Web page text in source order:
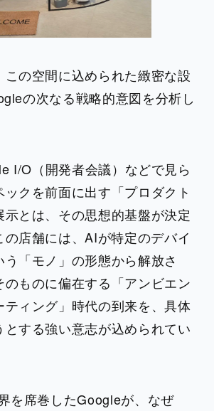
の空間に込められた緻密な設
の次なる戦略的意図を分析し
I/O（開発者会議）などで見ら
クを前面に出す「プロダクト
とは、その思想的基盤が決定
店舗には、AIが特定のデバイ
う「モノ」の形態から解放さ
ものに偏在する「アンビエン
ティング」時代の到来を、具体
とする強い意志が込められてい
を席巻したGoogleが、なぜ